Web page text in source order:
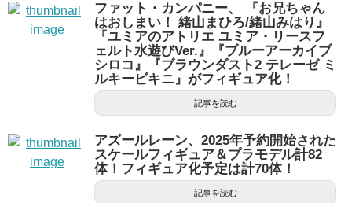
ファット・カンパニー、 『お兄ちゃん
はおしまい！ 緒山まひろ/緒山みはり』
『ユミアのアトリエ ユミア・リースフ
ェルト水遊びVer.』『ブルーアーカイブ
シロコ』『ブラウンダスト2 テレーゼ ミ
ルキービキニ』がフィギュア化！
記事を読む
アズールレーン、2025年予約開始された
スケールフィギュア＆プラモデル計82
体！フィギュア化予定は計70体！
記事を読む